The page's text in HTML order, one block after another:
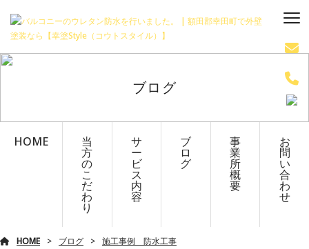
ブログ
HOME 当
方
の
こ
だ
わ
り
サ
ー
ビ
ス
内
容
ブ
ロ
グ
事
業
所
概
要
お
問
い
合
わ
せ
HOME ブログ
施工事例 防水工事